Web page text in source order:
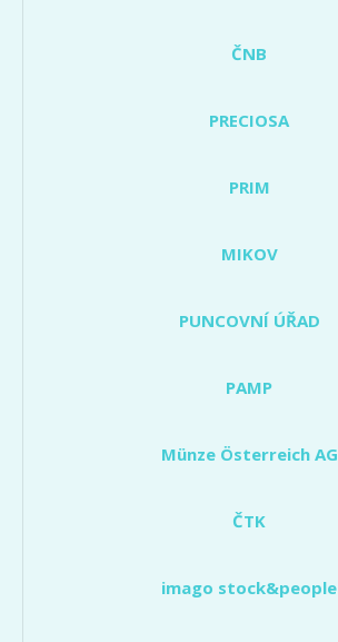
ČNB
PRECIOSA
PRIM
MIKOV
PUNCOVNÍ ÚŘAD
PAMP
Münze Österreich AG
ČTK
imago stock&people